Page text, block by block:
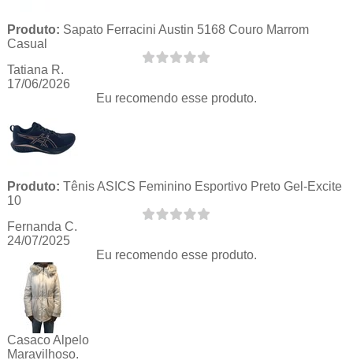
Produto: Sapato Ferracini Austin 5168 Couro Marrom
Casual
Tatiana R.
17/06/2026
Eu recomendo esse produto.
Produto: Tênis ASICS Feminino Esportivo Preto Gel-Excite
10
Fernanda C.
24/07/2025
Eu recomendo esse produto.
Casaco Alpelo
Maravilhoso.